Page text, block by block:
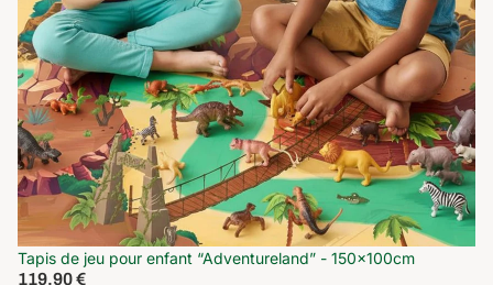
Tapis de jeu pour enfant “Adventureland” - 150x100cm
119,90 €